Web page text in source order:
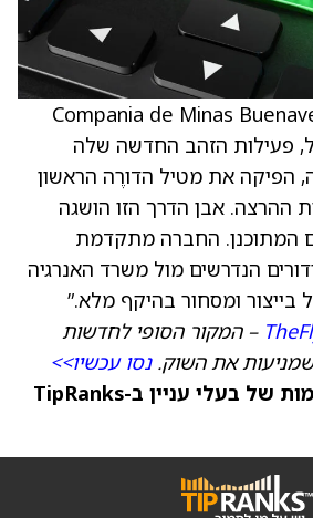
Compania de Minas
פעילות הזהב החדשה שלה
הפיקה את מטיל הדורֶה הראשון
ההרצה. אבן הדרך הזו הושגה
המתוכנן. החברה מתקדמת
הנדרשים מול משרד האנרגיה
בייצור ומסחור בהיקף מלא.”
– המקור הסופי לחדשות
שמניעות את השוק.נסו עכשיו>>
ראו את המניות החמות של בעלי עניין ב-TipRanks